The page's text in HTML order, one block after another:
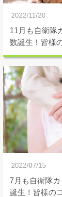
2022/11/20
11月も自衛隊
数誕生！皆様
2022/07/15
7月も自衛隊
誕生！皆様の